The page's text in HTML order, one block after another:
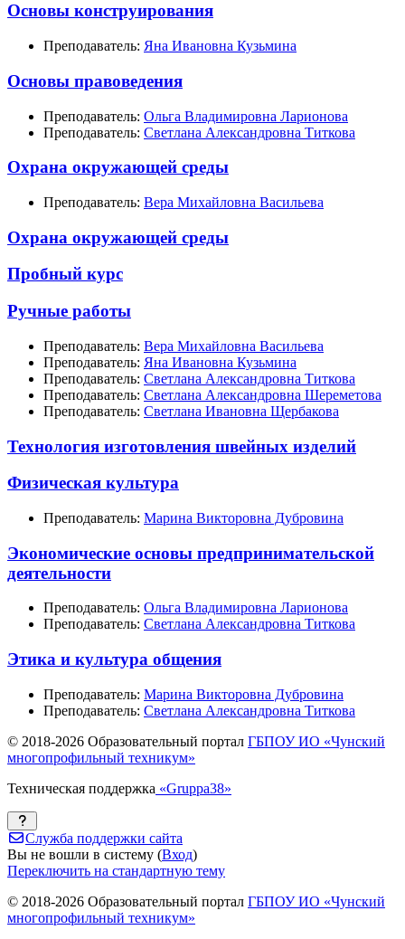
Основы конструирования
Преподаватель: Яна Ивановна Кузьмина
Основы правоведения
Преподаватель: Ольга Владимировна Ларионова
Преподаватель: Светлана Александровна Титкова
Охрана окружающей среды
Преподаватель: Вера Михайловна Васильева
Охрана окружающей среды
Пробный курс
Ручные работы
Преподаватель: Вера Михайловна Васильева
Преподаватель: Яна Ивановна Кузьмина
Преподаватель: Светлана Александровна Титкова
Преподаватель: Светлана Александровна Шереметова
Преподаватель: Светлана Ивановна Щербакова
Технология изготовления швейных изделий
Физическая культура
Преподаватель: Марина Викторовна Дубровина
Экономические основы предпринимательской
деятельности
Преподаватель: Ольга Владимировна Ларионова
Преподаватель: Светлана Александровна Титкова
Этика и культура общения
Преподаватель: Марина Викторовна Дубровина
Преподаватель: Светлана Александровна Титкова
© 2018-2026 Образовательный портал ГБПОУ ИО «Чунский
многопрофильный техникум»
Техническая поддержка «Gruppa38»
Служба поддержки сайта
Вы не вошли в систему (Вход)
Переключить на стандартную тему
© 2018-2026 Образовательный портал ГБПОУ ИО «Чунский
многопрофильный техникум»